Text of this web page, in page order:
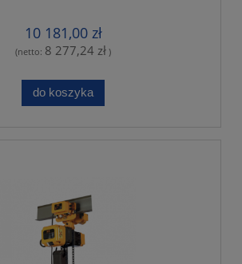
10 181,00 zł
(netto: 8 277,24 zł )
do koszyka